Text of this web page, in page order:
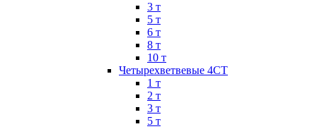
3 т
5 т
6 т
8 т
10 т
Четырехветвевые 4СТ
1 т
2 т
3 т
5 т